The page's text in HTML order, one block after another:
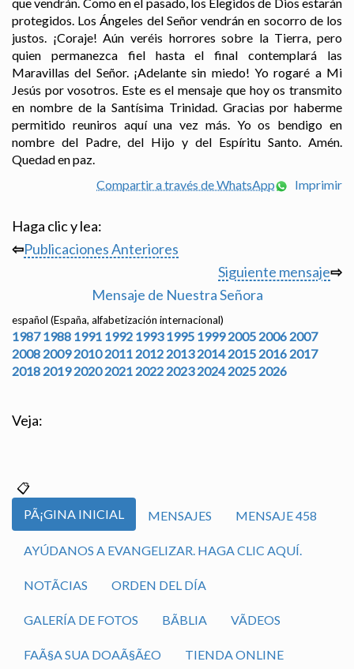
protegidos. Los Ángeles del Señor vendrán en socorro de los
justos. ¡Coraje! Aún veréis horrores sobre la Tierra, pero
quien permanezca fiel hasta el final contemplará las
Maravillas del Señor. ¡Adelante sin miedo! Yo rogaré a Mi
Jesús por vosotros. Este es el mensaje que hoy os transmito
en nombre de la Santísima Trinidad. Gracias por haberme
permitido reuniros aquí una vez más. Yo os bendigo en
nombre del Padre, del Hijo y del Espíritu Santo. Amén.
Quedad en paz.
Compartir a través de WhatsApp
Imprimir
Haga clic y lea:
⇦Publicaciones Anteriores
Siguiente mensaje⇨
Mensaje de Nuestra Señora
español (España, alfabetización internacional)
1987 1988 1991 1992 1993 1995 1999 2005 2006 2007
2008 2009 2010 2011 2012 2013 2014 2015 2016 2017
2018 2019 2020 2021 2022 2023 2024 2025 2026
Veja:
PÃ¡GINA INICIAL MENSAJES MENSAJE 458
AYÚDANOS A EVANGELIZAR. HAGA CLIC AQUÍ.
NOTÃ­CIAS ORDEN DEL DÍA
GALERÍA DE FOTOS BÃ­BLIA VÃ­DEOS
FAÃ§A SUA DOAÃ§Ã£O TIENDA ONLINE